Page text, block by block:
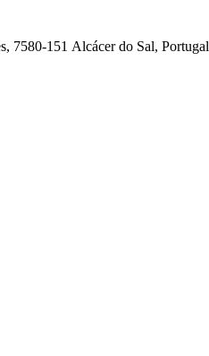
7580-151 Alcácer do Sal, Portugal